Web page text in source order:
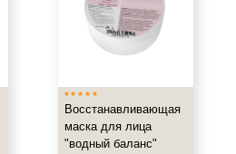
Восстанавливающая
маска для лица
"водный баланс"